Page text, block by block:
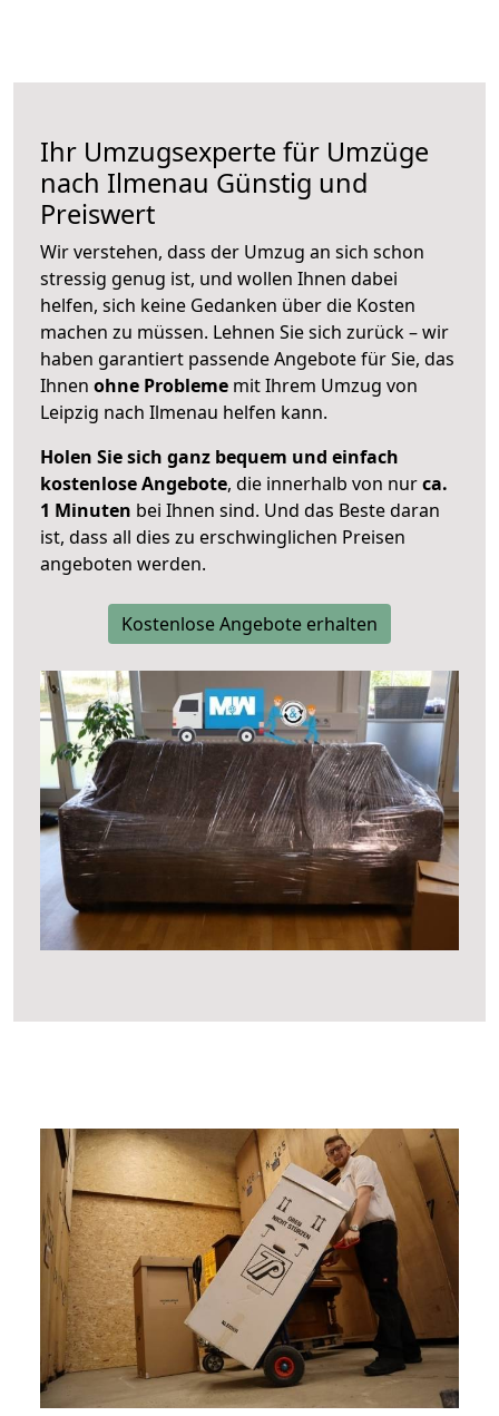
Ihr Umzugsexperte für Umzüge
nach Ilmenau Günstig und
Preiswert
Wir verstehen, dass der Umzug an sich schon
stressig genug ist, und wollen Ihnen dabei
helfen, sich keine Gedanken über die Kosten
machen zu müssen. Lehnen Sie sich zurück – wir
haben garantiert passende Angebote für Sie, das
Ihnen ohne Probleme mit Ihrem Umzug von
Leipzig nach Ilmenau helfen kann.
Holen Sie sich ganz bequem und einfach
kostenlose Angebote, die innerhalb von nurca.
1 Minuten bei Ihnen sind. Und das Beste daran
ist, dass all dies zu erschwinglichen Preisen
angeboten werden.
Kostenlose Angebote erhalten